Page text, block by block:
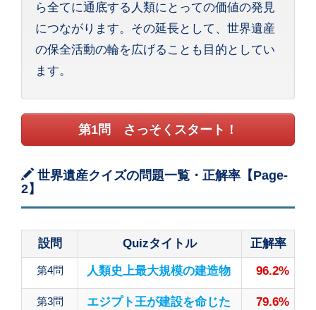
ら全てに通底する人類にとっての価値の発見
につながります。その延長として、世界遺産
の保全活動の輪を広げることも目的としてい
ます。
第1問 さっそくスタート！
世界遺産クイズの問題一覧・正解率【Page-
2】
設問 Quizタイトル 正解率
第4問 人類史上最大規模の建造物 96.2%
第3問
エジプト王が建設を命じた
79.6%